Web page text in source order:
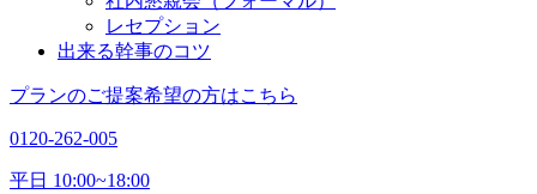
レセプション
出来る幹事のコツ
プランのご提案希望の方はこちら
0120-262-005
平日 10:00~18:00